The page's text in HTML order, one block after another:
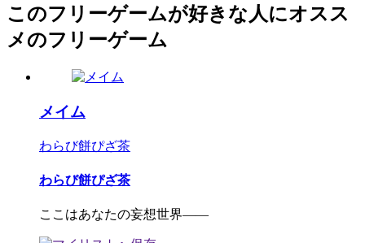
このフリーゲームが好きな人にオスス
メのフリーゲーム
メイム
わらび餅ぴざ茶
わらび餅ぴざ茶
ここはあなたの妄想世界――